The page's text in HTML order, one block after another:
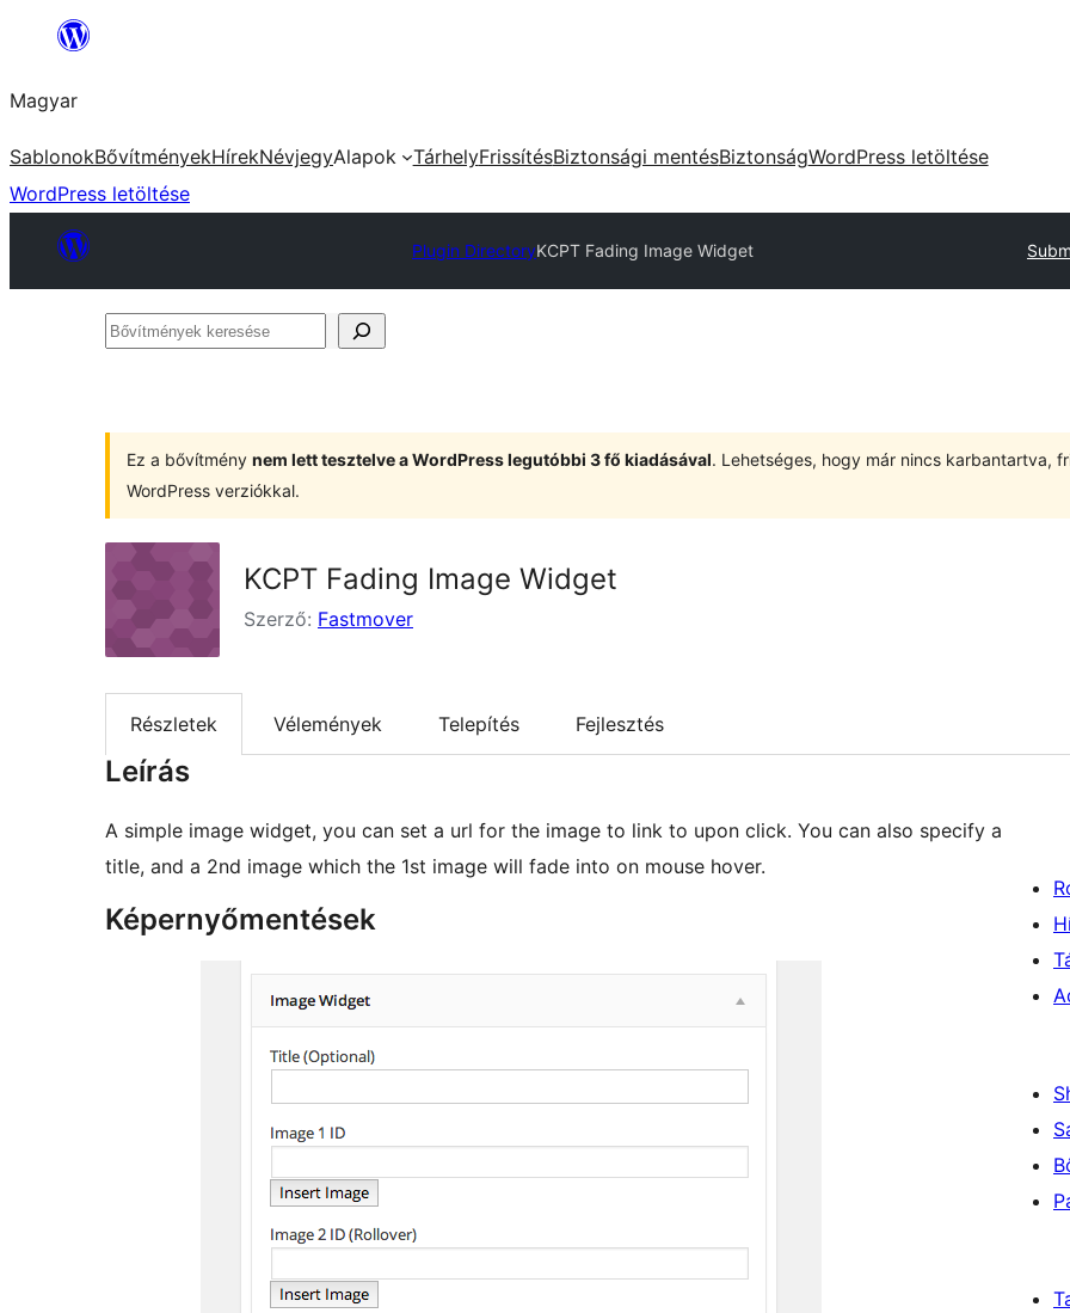
Ugrás
tartalomhoz
Magyar
SablonokBővítményekHírekNévjegyAlapok TárhelyFrissítésBiztonsági mentésBiztonságWordPress letöltése
WordPress letöltése
Plugin DirectoryKCPT Fading Image Widget
Bővítmények
Ez a bővítmény nem lett tesztelve a WordPress legutóbbi 3 fő kiadásával. Lehetséges, hogy már nincs karbantartva,
WordPress verziókkal.
KCPT Fading Image Widget
Szerző: Fastmover
Részletek Vélemények Telepítés Fejlesztés
Leírás
A simple image widget, you can set a url for the image to link to upon click. You can also specify a
title, and a 2nd image which the 1st image will fade into on mouse hover.
Képernyőmentések